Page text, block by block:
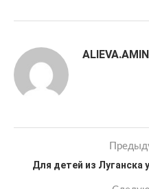
Для детей из Луганска